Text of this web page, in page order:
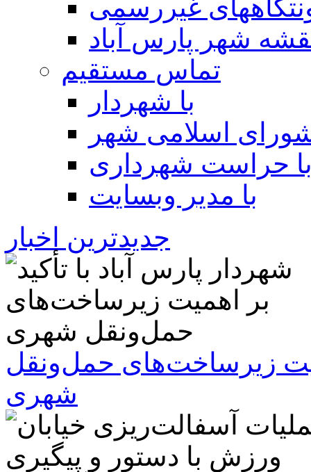
غیررسمی
شهر پارس آباد
تماس مستقیم
با شهردار
اسلامی شهر
حراست شهرداری
با مدیر وبسایت
جدیدترین اخبار
زیرساخت‌های حمل‌ونقل
شهری